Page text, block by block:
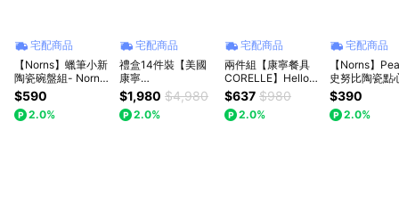
宅配商品
【Norns】蠟筆小新
陶瓷碗盤組- Norns
Original Design 泡
麵碗 點心盤 湯碗 盤
子 餐具
$590
2.0%
宅配商品
禮盒14件裝【美國
康寧
Corningware】
SNOOPY史努比 開
心食刻陶瓷餐具14
$1,980 $4,980
2.0%
宅配商品
兩件組【康寧餐具
CORELLE】Hello
Kitty 300ml沙拉碗
$637 $980
2.0%
宅配商品
【Norns】
史努比陶瓷點
Norns
Design
Olaf
$390
2.0%